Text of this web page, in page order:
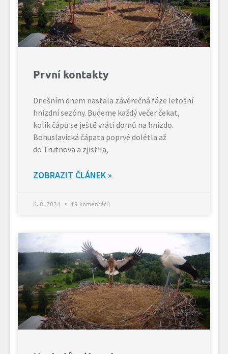
První kontakty
Dnešním dnem nastala závěrečná fáze letošní
hnízdní sezóny. Budeme každý večer čekat,
kolik čápů se ještě vrátí domů na hnízdo.
Bohuslavická čápata poprvé dolétla až
do Trutnova a zjistila,
ZOBRAZIT ČLÁNEK »
6. 8. 2024 19 komentářů